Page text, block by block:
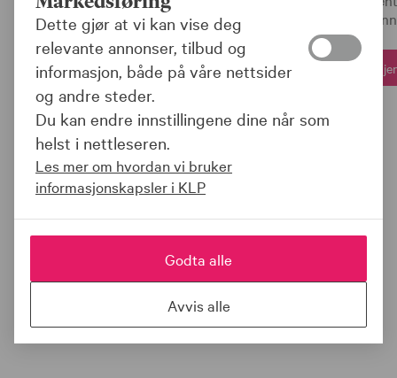
gir deg mer
Ta en
Dette gjør at vi kan vise deg
relevante annonser, tilbud og
informasjon, både på våre nettsider
og andre steder.
Du kan endre innstillingene dine når som
helst i nettleseren.
Les mer om hvordan vi bruker
informasjonskapsler i KLP
Godta alle
Avvis alle